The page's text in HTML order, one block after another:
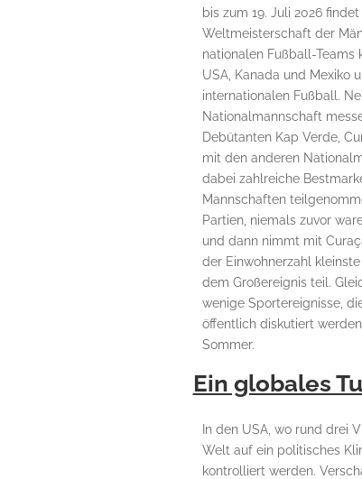
bis zum 19. Juli 2026
Weltmeisterschaft der
nationalen Fußball-Teams
USA, Kanada und Mexiko
internationalen Fußball.
Nationalmannschaft
Debütanten Kap Verde,
mit den anderen
dabei zahlreiche
Mannschaften
Partien, niemals zuvor
und dann nimmt mit
der Einwohnerzahl
dem Großereignis teil.
wenige Sportereignisse,
öffentlich diskutiert
Sommer.
Ein globales
In den USA, wo rund drei
Welt auf ein politisches
kontrolliert werden.